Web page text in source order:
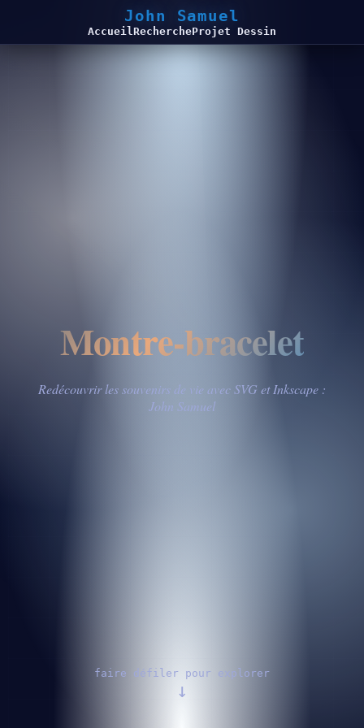
John Samuel
AccueilRechercheProjet Dessin
Montre-bracelet
Redécouvrir les souvenirs de vie avec SVG et Inkscape :
John Samuel
faire défiler pour explorer